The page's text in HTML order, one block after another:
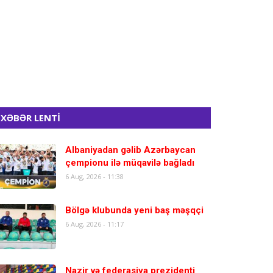
XƏBƏR LENTİ
Albaniyadan gəlib Azərbaycan
çempionu ilə müqavilə bağladı
6 Aug, 2026 - 11:38
Bölgə klubunda yeni baş məşqçi
6 Aug, 2026 - 11:17
Nazir və federasiya prezidenti